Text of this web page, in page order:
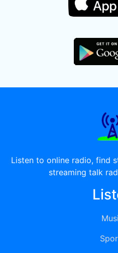
Listen to online radio, find
streaming talk